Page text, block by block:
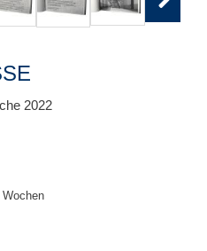
Next
2022